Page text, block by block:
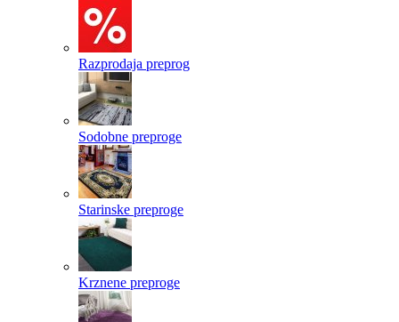
Razprodaja preprog
Sodobne preproge
Starinske preproge
Krznene preproge